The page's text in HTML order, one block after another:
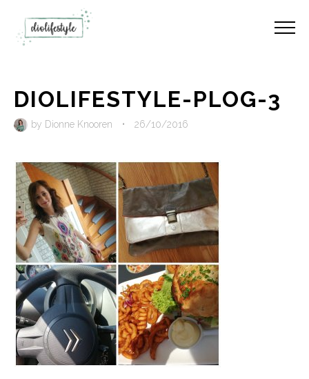
DIOLIFESTYLE-PLOG-3
by Dionne Knooren • 26/10/2016